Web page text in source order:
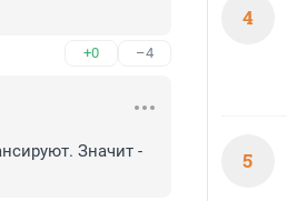
+0 –4
Значит -
4
5